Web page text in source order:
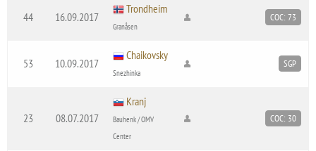
44 16.09.2017
Trondheim
Granåsen
COC: 73
53 10.09.2017
Chaikovsky
Snezhinka
SGP
23 08.07.2017
Kranj
Bauhenk / OMV
Center
COC: 30